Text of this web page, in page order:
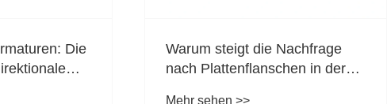
in der
Revolutionierung der
Industrierohr: Der blinde
Mehr sehen >>